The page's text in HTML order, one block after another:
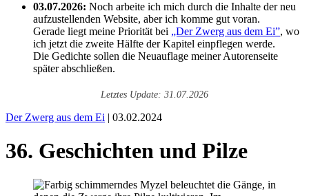
03.07.2026: Noch arbeite ich mich durch die Inhalte der neu
aufzustellenden Website, aber ich komme gut voran.
Gerade liegt meine Priorität bei „Der Zwerg aus dem Ei”, wo
ich jetzt die zweite Hälfte der Kapitel einpflegen werde.
Die Gedichte sollen die Neuauflage meiner Autorenseite
später abschließen.
Letztes Update: 31.07.2026
Der Zwerg aus dem Ei | 03.02.2024
36. Geschichten und Pilze